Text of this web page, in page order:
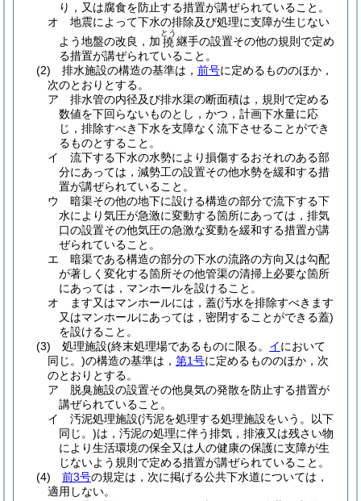
り，又は腐食を防止する措置が講ぜられていること。
オ
地震によって下水の排除及び処理に支障が生じない
よう地盤の改良，加 撓
とう
継手の設置その他の規則で定め
る措置が講ぜられていること。
(2)
排水施設の構造の基準は， 前号に定めるもののほか，
次のとおりとする。
ア
排水管の内径及び排水渠の断面積は，規則で定める
数値を下回らないものとし，かつ，計画下水量に応
じ，排除すべき下水を支障なく流下させることができ
るものとすること。
イ
流下する下水の水勢により損傷するおそれのある部
分にあっては，減勢工の設置その他水勢を緩和する措
置が講ぜられていること。
ウ
暗渠その他の地下に設ける構造の部分で流下する下
水により気圧が急激に変動する箇所にあっては，排気
口の設置その他気圧の急激な変動を緩和する措置が講
ぜられていること。
エ
暗渠である構造の部分の下水の流路の方向又は勾配
が著しく変化する箇所その他管渠の清掃上必要な箇所
にあっては，マンホールを設けること。
オ
ます又はマンホールには，蓋(汚水を排除すべきます
又はマンホールにあっては，密閉することができる蓋)
を設けること。
(3)
処理施設(終末処理場であるものに限る。 イにおいて
同じ。)の構造の基準は， 第1号に定めるもののほか，次
のとおりとする。
ア
脱臭施設の設置その他臭気の発散を防止する措置が
講ぜられていること。
イ
汚泥処理施設(汚泥を処理する処理施設をいう。以下
同じ。)は，汚泥の処理に伴う排気，排液又は残さい物
により生活環境の保全又は人の健康の保護に支障が生
じないよう規則で定める措置が講ぜられていること。
(4)
前3号の規定は，次に掲げる公共下水道については，
適用しない。